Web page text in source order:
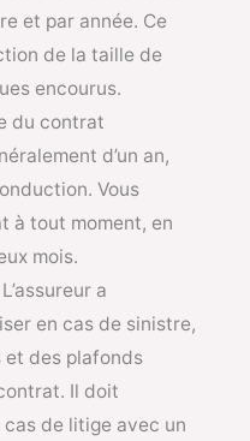
et par année. Ce
de la taille de
encourus.
du contrat
d’un an,
Vous
à tout moment, en
mois.
L’assureur a
en cas de sinistre,
et des plafonds
Il doit
de litige avec un